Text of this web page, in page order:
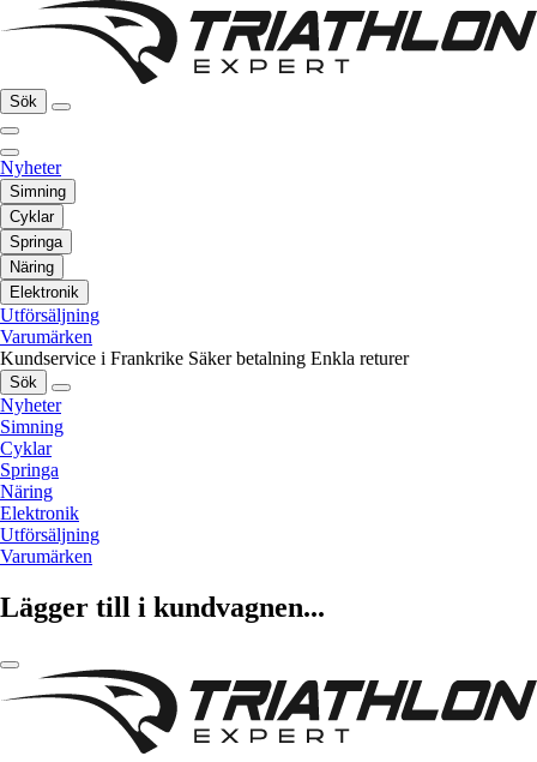
Sök
Nyheter
Simning
Cyklar
Springa
Näring
Elektronik
Utförsäljning
Varumärken
Kundservice i Frankrike Säker betalning Enkla returer
Sök
Nyheter
Simning
Cyklar
Springa
Näring
Elektronik
Utförsäljning
Varumärken
Lägger till i kundvagnen...